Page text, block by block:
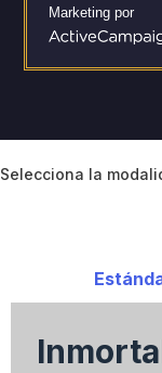
Marketing por
A
C
g
Selecciona la